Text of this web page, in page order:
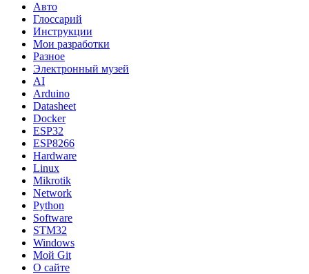
Авто
Глоссарий
Инструкции
Мои разработки
Разное
Электронный музей
AI
Arduino
Datasheet
Docker
ESP32
ESP8266
Hardware
Linux
Mikrotik
Network
Python
Software
STM32
Windows
Мой Git
О сайте